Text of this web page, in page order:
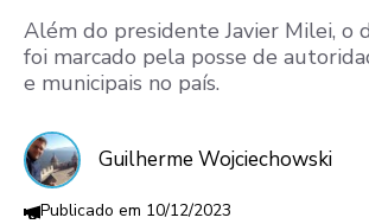
Além do presidente Javier Milei, o
foi marcado pela posse de
e municipais no país.
Guilherme Wojciechowski
10/12/2023